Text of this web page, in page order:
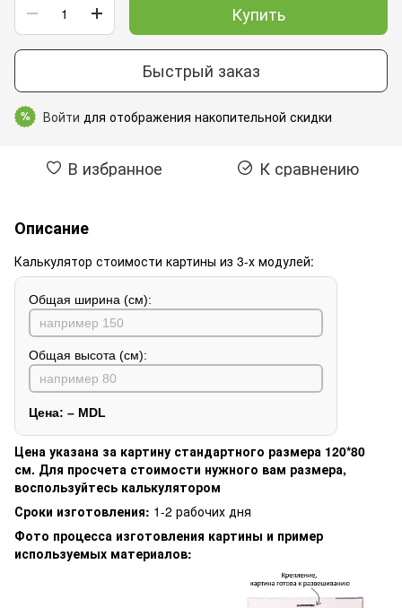
Купить
Быстрый заказ
% Войти для отображения накопительной скидки
В избранное К сравнению
Описание
Калькулятор стоимости картины из 3-х модулей:
Общая ширина (см):
Общая высота (см):
Цена: – MDL
Цена указана за картину стандартного размера 120*80
см. Для просчета стоимости нужного вам размера,
воспользуйтесь калькулятором
Сроки изготовления: 1-2 рабочих дня
Фото процесса изготовления картины и пример
используемых материалов: